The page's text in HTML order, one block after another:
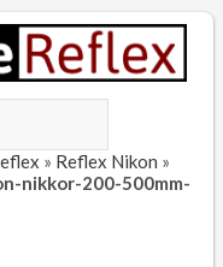
» Reflex Nikon »
nikkor-200-500mm-